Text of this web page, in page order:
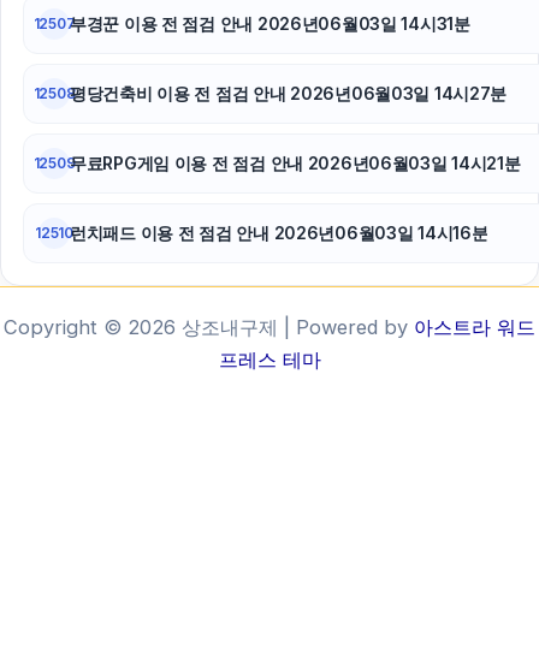
12507부경꾼 이용 전 점검 안내 2026년06월03일 14시31분
12508평당건축비 이용 전 점검 안내 2026년06월03일 14시27분
12509무료RPG게임 이용 전 점검 안내 2026년06월03일 14시21분
12510런치패드 이용 전 점검 안내 2026년06월03일 14시16분
Copyright © 2026 상조내구제 | Powered by 아스트라 워드
프레스 테마